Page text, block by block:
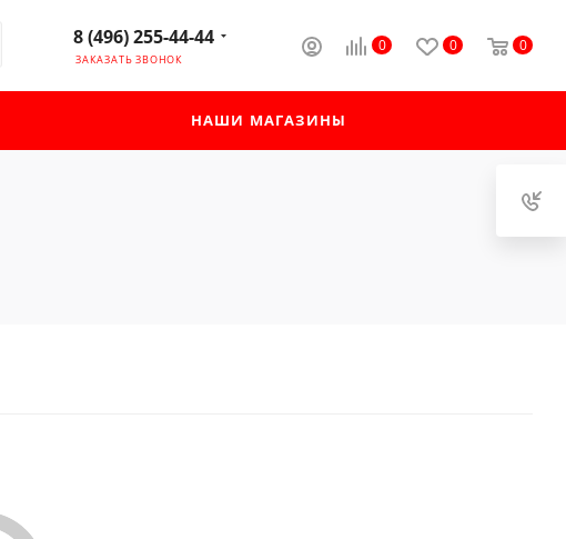
0 0 0
8 (496) 255-44-44
ЗАКАЗАТЬ ЗВОНОК
НАШИ МАГАЗИНЫ